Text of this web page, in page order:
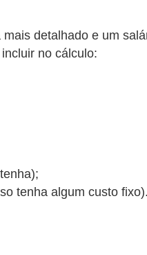
detalhado e um
no cálculo:
tenha algum custo